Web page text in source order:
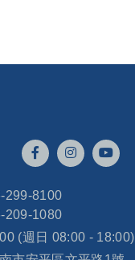
299-8100
209-1080
(週日 08:00 - 18:00)